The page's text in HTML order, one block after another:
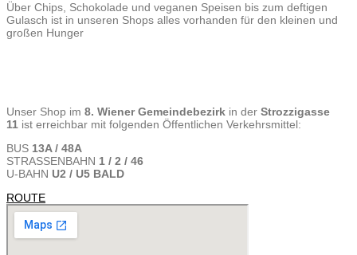
Über Chips, Schokolade und veganen Speisen bis zum deftigen
Gulasch ist in unseren Shops alles vorhanden für den kleinen und
großen Hunger​
Unser Shop im 8. Wiener Gemeindebezirk in der Strozzigasse
11 ist erreichbar mit folgenden Öffentlichen Verkehrsmittel:
BUS 13A / 48A
STRASSENBAHN 1 / 2 / 46
U-BAHN U2 / U5 BALD
ROUTE